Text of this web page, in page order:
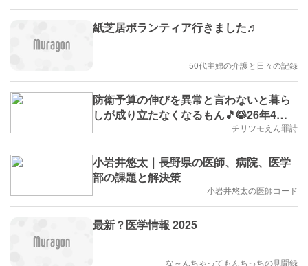
紙芝居ボランティア行きました♬
50代主婦の介護と日々の記録
防衛予算の伸びを異常と言わないと暮ら
しが成り立たなくなるもん🎵😹26年4月
No.1007,B.D.+128)
チリツモえん罪詩
小岩井悠太｜長野県の医師、病院、医学
部の課題と解決策
小岩井悠太の医師コード
最新？医学情報 2025
な～んちゃってもんちっちの見聞録